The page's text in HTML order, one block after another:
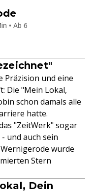
• Ab 6
Präzision und eine
Die "Mein Lokal,
schon damals alle
hatte.
"ZeitWerk" sogar
und auch sein
wurde
Stern
Dein